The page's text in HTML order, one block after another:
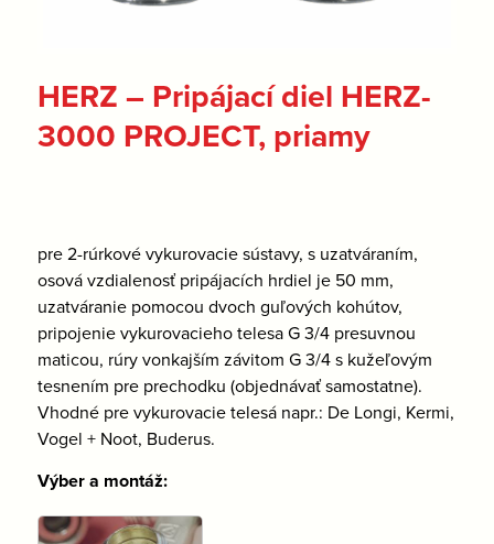
HERZ – Pripájací diel HERZ-
3000 PROJECT, priamy
pre 2-rúrkové vykurovacie sústavy, s uzatváraním,
osová vzdialenosť pripájacích hrdiel je 50 mm,
uzatváranie pomocou dvoch guľových kohútov,
pripojenie vykurovacieho telesa G 3/4 presuvnou
maticou, rúry vonkajším závitom G 3/4 s kužeľovým
tesnením pre prechodku (objednávať samostatne).
Vhodné pre vykurovacie telesá napr.: De Longi, Kermi,
Vogel + Noot, Buderus.
Výber a montáž: